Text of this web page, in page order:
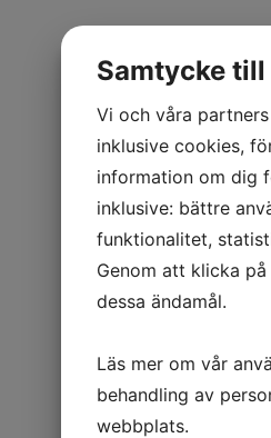
Samtycke
Vi och våra
inklusive cookies,
information om dig
inklusive: bättre
funktionalitet,
Genom att klicka
dessa ändamål.
Läs mer om vår
behandling av
webbplats.